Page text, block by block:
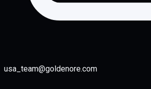
usa_team@goldenore.com